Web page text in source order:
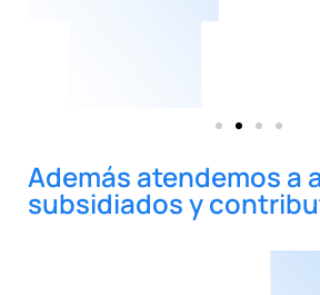
Además atendemos a
subsidiados y